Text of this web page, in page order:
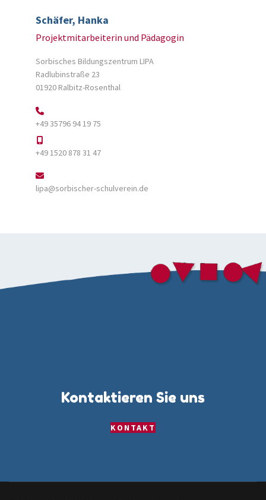
Schäfer, Hanka
Projektmitarbeiterin und Pädagogin
Sorbisches Bildungszentrum LIPA
Radlubinstraße 23
01920 Ralbitz-Rosenthal
+49 35796 94 19 75
+49 1520 878 31 47
lipa@sorbischer-schulverein.de
Kontaktieren Sie uns
KONTAKT